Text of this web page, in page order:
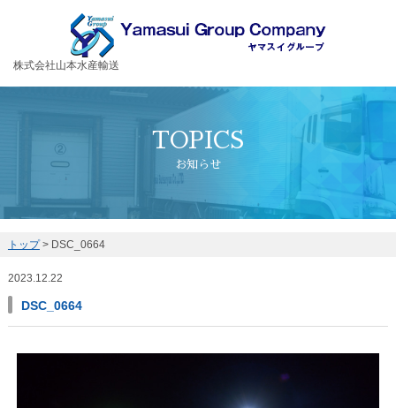
お客様の大切な荷物を安全・丁寧に運送するヤマスイグループ
株式会社山本水産輸送
TOPICS
お知らせ
トップ> DSC_0664
2023.12.22
DSC_0664